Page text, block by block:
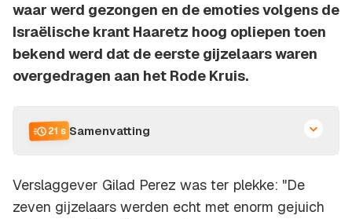
waar werd gezongen en de emoties volgens de
Israëlische krant Haaretz hoog opliepen toen
bekend werd dat de eerste gijzelaars waren
overgedragen aan het Rode Kruis.
21 s Samenvatting
Verslaggever Gilad Perez was ter plekke: "De
zeven gijzelaars werden echt met enorm gejuich